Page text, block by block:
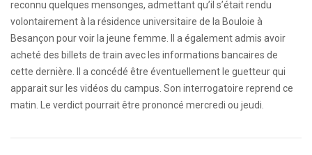
reconnu quelques mensonges, admettant qu’il s’était rendu
volontairement à la résidence universitaire de la Bouloie à
Besançon pour voir la jeune femme. Il a également admis avoir
acheté des billets de train avec les informations bancaires de
cette dernière. Il a concédé être éventuellement le guetteur qui
apparait sur les vidéos du campus. Son interrogatoire reprend ce
matin. Le verdict pourrait être prononcé mercredi ou jeudi.